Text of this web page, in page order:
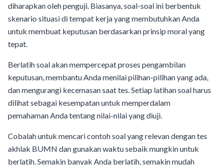
diharapkan oleh penguji. Biasanya, soal-soal ini berbentuk
skenario situasi di tempat kerja yang membutuhkan Anda
untuk membuat keputusan berdasarkan prinsip moral yang
tepat.
Berlatih soal akan mempercepat proses pengambilan
keputusan, membantu Anda menilai pilihan-pilihan yang ada,
dan mengurangi kecemasan saat tes. Setiap latihan soal harus
dilihat sebagai kesempatan untuk memperdalam
pemahaman Anda tentang nilai-nilai yang diuji.
Cobalah untuk mencari contoh soal yang relevan dengan tes
akhlak BUMN dan gunakan waktu sebaik mungkin untuk
berlatih. Semakin banyak Anda berlatih, semakin mudah